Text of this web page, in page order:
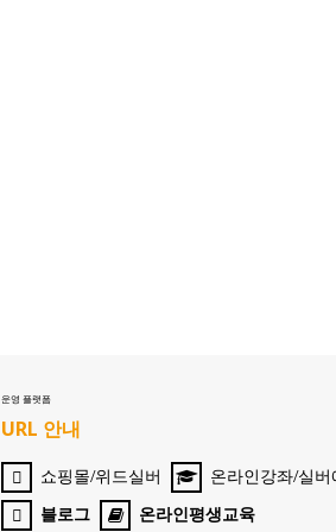
운영 플랫폼
URL 안내
쇼핑몰/위드실버
온라인강좌/실버
블로그
온라인평생교육